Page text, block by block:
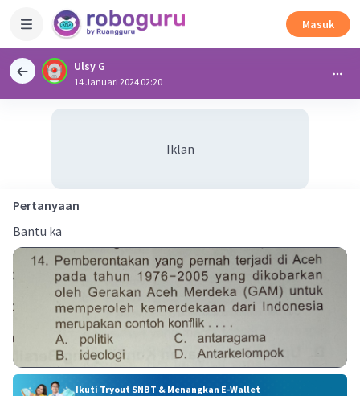
Masuk
Ulsy G
14 Januari 2024 02:20
Iklan
Pertanyaan
Bantu ka
Ikuti Tryout SNBT & Menangkan E-Wallet